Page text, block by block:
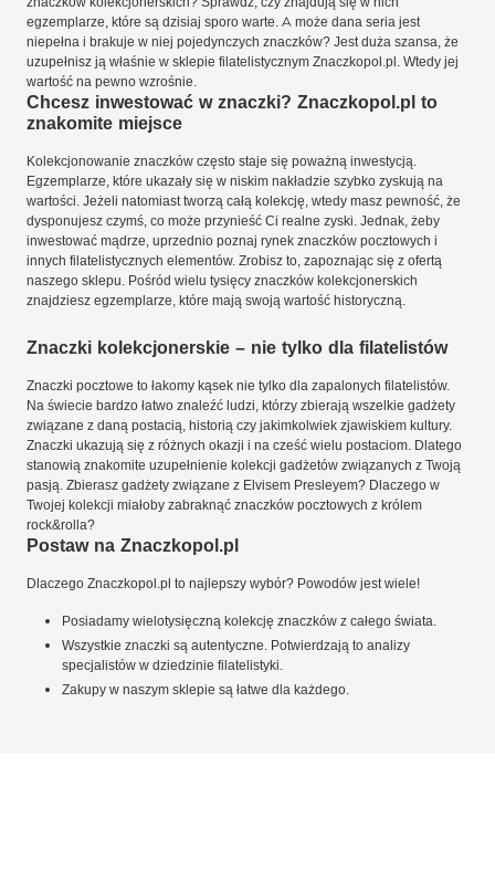
egzemplarze, które są dzisiaj sporo warte. A może dana seria jest
niepełna i brakuje w niej pojedynczych znaczków? Jest duża szansa, że
uzupełnisz ją właśnie w sklepie filatelistycznym Znaczkopol.pl. Wtedy jej
wartość na pewno wzrośnie.
Chcesz inwestować w znaczki? Znaczkopol.pl to
znakomite miejsce
Kolekcjonowanie znaczków często staje się poważną inwestycją.
Egzemplarze, które ukazały się w niskim nakładzie szybko zyskują na
wartości. Jeżeli natomiast tworzą całą kolekcję, wtedy masz pewność, że
dysponujesz czymś, co może przynieść Ci realne zyski. Jednak, żeby
inwestować mądrze, uprzednio poznaj rynek znaczków pocztowych i
innych filatelistycznych elementów. Zrobisz to, zapoznając się z ofertą
naszego sklepu. Pośród wielu tysięcy znaczków kolekcjonerskich
znajdziesz egzemplarze, które mają swoją wartość historyczną.
Znaczki kolekcjonerskie – nie tylko dla filatelistów
Znaczki pocztowe to łakomy kąsek nie tylko dla zapalonych filatelistów.
Na świecie bardzo łatwo znaleźć ludzi, którzy zbierają wszelkie gadżety
związane z daną postacią, historią czy jakimkolwiek zjawiskiem kultury.
Znaczki ukazują się z różnych okazji i na cześć wielu postaciom. Dlatego
stanowią znakomite uzupełnienie kolekcji gadżetów związanych z Twoją
pasją. Zbierasz gadżety związane z Elvisem Presleyem? Dlaczego w
Twojej kolekcji miałoby zabraknąć znaczków pocztowych z królem
rock&rolla?
Postaw na Znaczkopol.pl
Dlaczego Znaczkopol.pl to najlepszy wybór? Powodów jest wiele!
Posiadamy wielotysięczną kolekcję znaczków z całego świata.
Wszystkie znaczki są autentyczne. Potwierdzają to analizy
specjalistów w dziedzinie filatelistyki.
Zakupy w naszym sklepie są łatwe dla każdego.